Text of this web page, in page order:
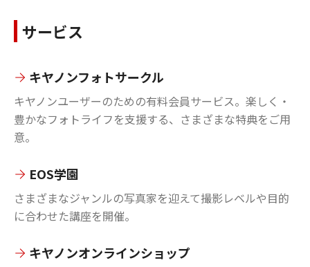
サービス
キヤノンフォトサークル
キヤノンユーザーのための有料会員サービス。楽しく・
豊かなフォトライフを支援する、さまざまな特典をご用
意。
EOS学園
さまざまなジャンルの写真家を迎えて撮影レベルや目的
に合わせた講座を開催。
キヤノンオンラインショップ